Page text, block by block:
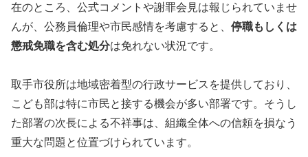
在のところ、公式コメントや謝罪会見は報じられていませ
んが、公務員倫理や市民感情を考慮すると、 停職もしくは
懲戒免職を含む処分は免れない状況です。
取手市役所は地域密着型の行政サービスを提供しており、
こども部は特に市民と接する機会が多い部署です。そうし
た部署の次長による不祥事は、組織全体への信頼を損なう
重大な問題と位置づけられています。